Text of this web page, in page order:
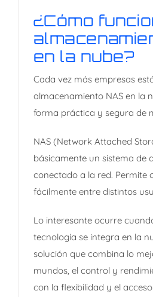
¿Cómo
en la nube?
Cada vez más empresas
almacenamiento NAS en la
forma práctica y segura de
NAS (Network Attached
básicamente un sistema de
conectado a la red. Permite
fácilmente entre distintos
Lo interesante ocurre
tecnología se integra en la
solución que combina lo
mundos, el control y
con la flexibilidad y el